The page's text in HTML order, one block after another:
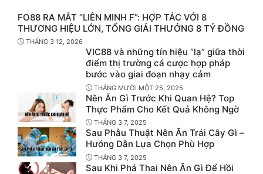
FO88 RA MẮT “LIÊN MINH F”: HỢP TÁC VỚI 8
THƯƠNG HIỆU LỚN, TỔNG GIẢI THƯỞNG 8 TỶ ĐỒNG
THÁNG 3 12, 2026
VIC88 và những tín hiệu “lạ” giữa thời
điểm thị trường cá cược hợp pháp
bước vào giai đoạn nhạy cảm
THÁNG MƯỜI MỘT 25, 2025
Nên Ăn Gì Trước Khi Quan Hệ? Top
Thực Phẩm Cho Kết Quả Không Ngờ
THÁNG 3 7, 2025
Sau Phẫu Thuật Nên Ăn Trái Cây Gì –
Hướng Dẫn Lựa Chọn Phù Hợp
THÁNG 3 7, 2025
Sau Khi Phá Thai Nên Ăn Gì Để Hồi